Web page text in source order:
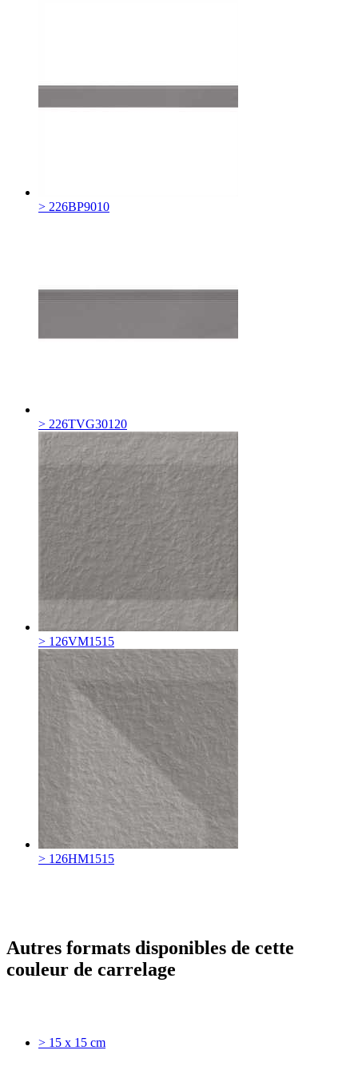
> 226BP9010
> 226TVG30120
> 126VM1515
> 126HM1515
Autres formats disponibles de cette
couleur de carrelage
> 15 x 15 cm